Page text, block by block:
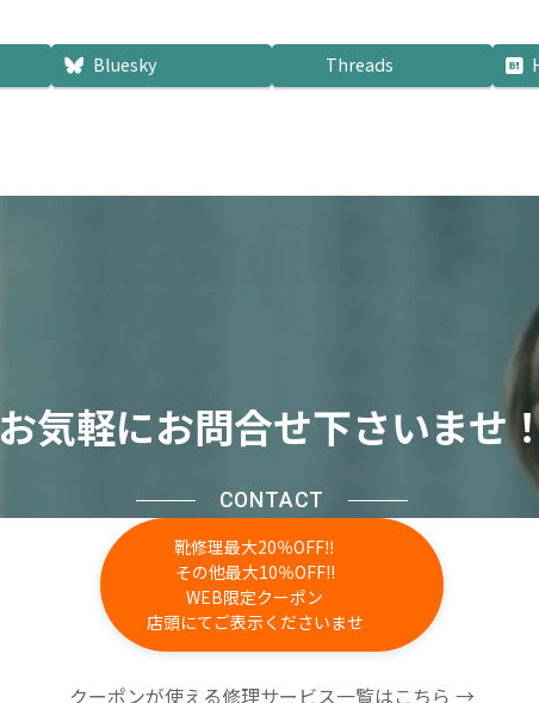
Bluesky Threads
お気軽にお問合せ下さいませ
CONTACT
靴修理最大20％OFF‼
その他最大10％OFF!!
WEB限定クーポン
店頭にてご表示くださいませ
クーポンが使える修理サービス一覧はこちら →